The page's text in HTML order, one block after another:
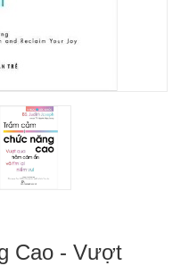
Cao - Vượt